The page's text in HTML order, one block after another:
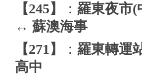
【245】
： 羅東夜市(
↔ 蘇澳海事
【271】
： 羅東轉運
高中